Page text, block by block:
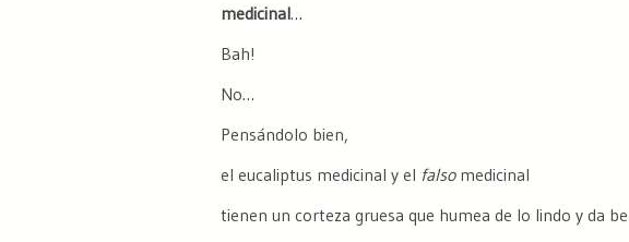
medicinal…
Bah!
No…
Pensándolo bien,
el eucaliptus medicinal y el falso medicinal
tienen un corteza gruesa que humea de lo lindo y da